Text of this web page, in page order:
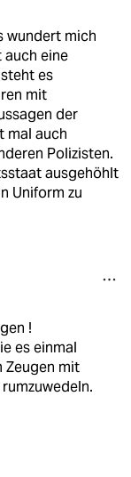
wundert mich
auch eine
es
mit
der
mal auch
Polizisten.
ausgehöhlt
Uniform zu
!
es einmal
Zeugen mit